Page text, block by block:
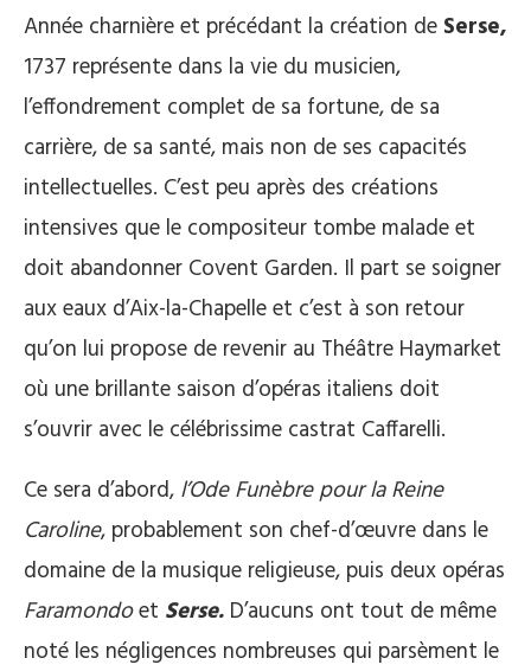
Année charnière et précédant la création de Serse,
1737 représente dans la vie du musicien,
l’effondrement complet de sa fortune, de sa
carrière, de sa santé, mais non de ses capacités
intellectuelles. C’est peu après des créations
intensives que le compositeur tombe malade et
doit abandonner Covent Garden. Il part se soigner
aux eaux d’Aix-la-Chapelle et c’est à son retour
qu’on lui propose de revenir au Théâtre Haymarket
où une brillante saison d’opéras italiens doit
s’ouvrir avec le célébrissime castrat Caffarelli.
Ce sera d’abord, l’Ode Funèbre pour la Reine
Caroline, probablement son chef-d’œuvre dans le
domaine de la musique religieuse, puis deux opéras
Faramondoet Serse. D’aucuns ont tout de même
noté les négligences nombreuses qui parsèment le